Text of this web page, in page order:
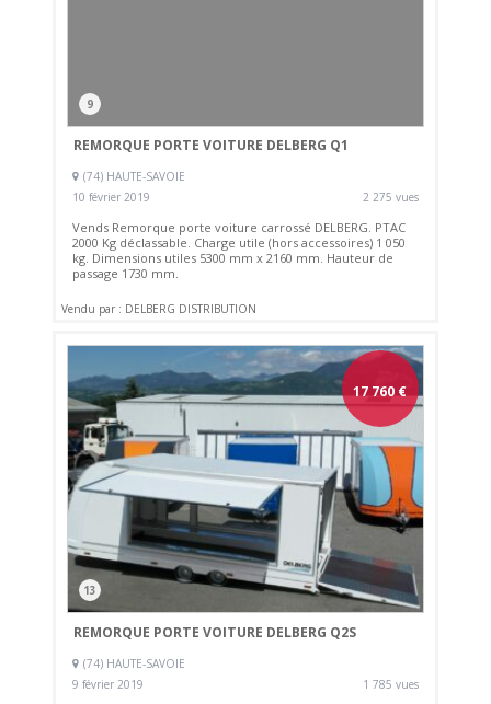
9
REMORQUE PORTE VOITURE DELBERG Q1
(74) HAUTE-SAVOIE
10 février 2019
2 275 vues
Vends Remorque porte voiture carrossé DELBERG. PTAC
2000 Kg déclassable. Charge utile (hors accessoires) 1 050
kg. Dimensions utiles 5300 mm x 2160 mm. Hauteur de
passage 1730 mm.
Vendu par : DELBERG DISTRIBUTION
17 760 €
13
REMORQUE PORTE VOITURE DELBERG Q2S
(74) HAUTE-SAVOIE
9 février 2019
1 785 vues